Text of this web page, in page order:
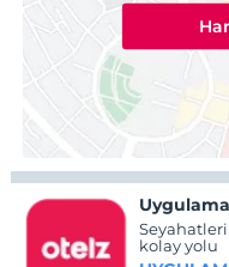
kolay yolu